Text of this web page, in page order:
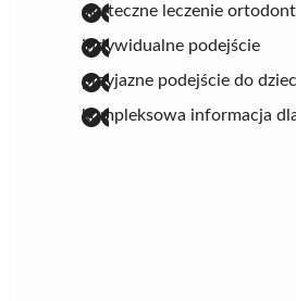
skuteczne leczenie
indywidualne podejście
przyjazne podejście do
kompleksowa informacja